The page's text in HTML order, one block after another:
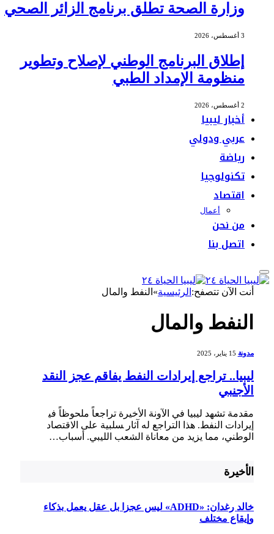
وزارة الصحة تطلق برنامج الزائر الصحي
إطلاق البرنامج الوطني لإصلاح وتطوير
منظومة الإمداد الطبي
أخبار ليبيا
عربي ودولي
رياضة
تكنولوجيا
اقتصاد
أعمال
من نحن
اتصل بنا
أنت الآن تتصفح:الرئيسية»النفط والمال
النفط والمال
مدونة 15 يناير، 2025
ليبيا.. تراجع إيرادات النفط يفاقم عجز النقد
الأجنبي
مقدمة تشهد ليبيا في الآونة الأخيرة تراجعاً ملحوظاً في‍
إيرادات النفط. هذا ⁢التراجع له آثار ‍سلبية على الاقتصاد
الوطني، مما ⁤يزيد من معاناة الشعب ‌الليبي. أسباب…
الأخيرة
خالد رغدان: «ADHD» ليس عجزا بل عقل يعمل بذكاء
وإيقاع مختلف